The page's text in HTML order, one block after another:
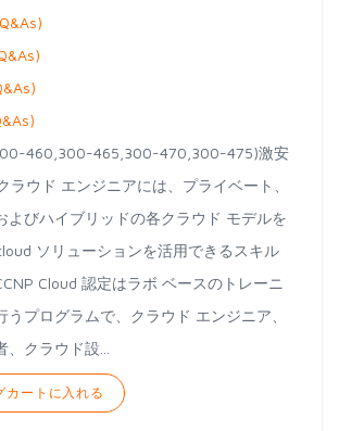
460,300-465,300-470,300-475)激安
ラウド エンジニアには、プライベート、
よびハイブリッドの各クラウド モデルを
ソリューションを活用できるスキル
Cloud 認定はラボ ベースのトレーニ
うプログラムで、クラウド エンジニア、
クラウド設...
カートに入れる